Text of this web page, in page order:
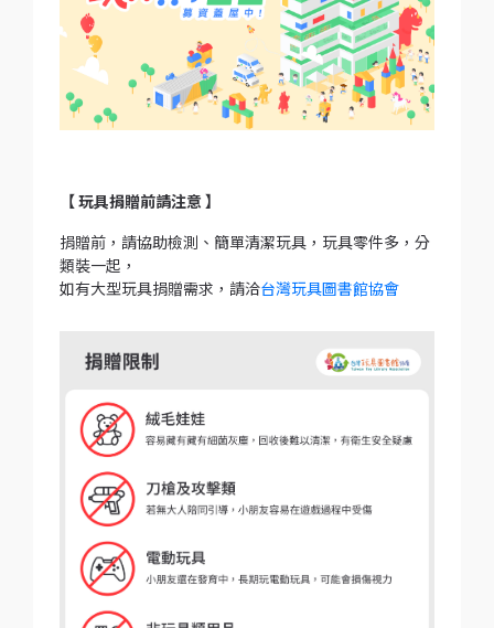
【 玩具捐贈前請注意 】
捐贈前，請協助檢測、簡單清潔玩具，玩具零件多，分
類裝一起，
如有大型玩具捐贈需求，請洽台灣玩具圖書館協會